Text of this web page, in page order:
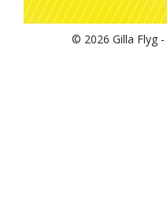
© 2026 Gilla Flyg -